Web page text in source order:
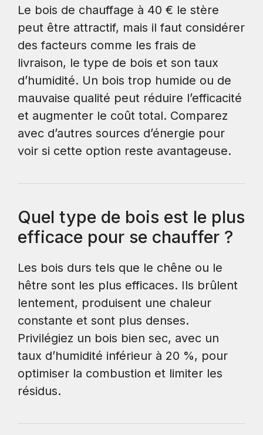
Le bois de chauffage à 40 € le stère
peut être attractif, mais il faut considérer
des facteurs comme les frais de
livraison, le type de bois et son taux
d’humidité. Un bois trop humide ou de
mauvaise qualité peut réduire l’efficacité
et augmenter le coût total. Comparez
avec d’autres sources d’énergie pour
voir si cette option reste avantageuse.
Quel type de bois est le plus
efficace pour se chauffer ?
Les bois durs tels que le chêne ou le
hêtre sont les plus efficaces. Ils brûlent
lentement, produisent une chaleur
constante et sont plus denses.
Privilégiez un bois bien sec, avec un
taux d’humidité inférieur à 20 %, pour
optimiser la combustion et limiter les
résidus.